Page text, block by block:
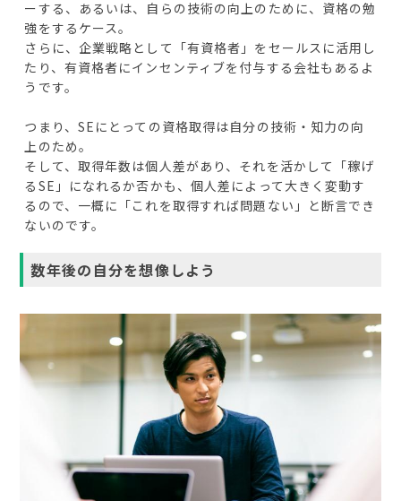
ーする、あるいは、自らの技術の向上のために、資格の勉
強をするケース。
さらに、企業戦略として「有資格者」をセールスに活用し
たり、有資格者にインセンティブを付与する会社もあるよ
うです。
つまり、SEにとっての資格取得は自分の技術・知力の向
上のため。
そして、取得年数は個人差があり、それを活かして「稼げ
るSE」になれるか否かも、個人差によって大きく変動す
るので、一概に「これを取得すれば問題ない」と断言でき
ないのです。
数年後の自分を想像しよう